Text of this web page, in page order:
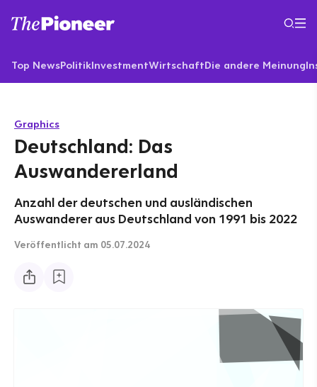
Top NewsPolitikInvestmentWirtschaftDie andere Meinung
Graphics
Deutschland: Das
Auswandererland
Anzahl der deutschen und ausländischen
Auswanderer aus Deutschland von 1991 bis 2022
Veröffentlicht am 05.07.2024